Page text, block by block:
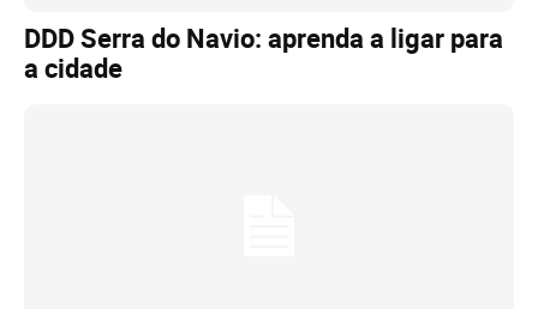
DDD Serra do Navio: aprenda a ligar para
a cidade